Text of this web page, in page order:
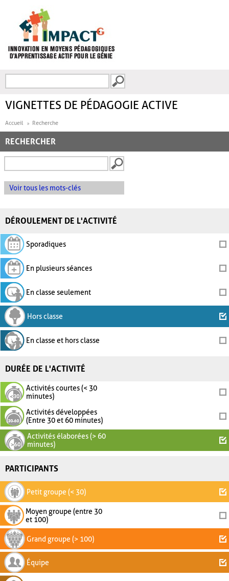
FORMULAIRE DE
VIGNETTES DE PÉDAGOGIE ACTIVE
Accueil Recherche
RECHERCHER
Voir tous les mots-clés
DÉROULEMENT DE L'ACTIVITÉ
Sporadiques
En plusieurs séances
En classe seulement
Hors classe
En classe et hors classe
DURÉE DE L'ACTIVITÉ
Activités courtes (< 30
minutes)
Activités développées
(Entre 30 et 60 minutes)
Activités élaborées (> 60
minutes)
PARTICIPANTS
Petit groupe (< 30)
Moyen groupe (entre 30
et 100)
Grand groupe (> 100)
Équipe